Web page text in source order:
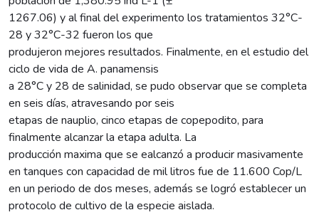
1267.06) y al final del experimento los tratamientos 32°C-
28 y 32°C-32 fueron los que
produjeron mejores resultados. Finalmente, en el estudio del
ciclo de vida de A. panamensis
a 28°C y 28 de salinidad, se pudo observar que se completa
en seis días, atravesando por seis
etapas de nauplio, cinco etapas de copepodito, para
finalmente alcanzar la etapa adulta. La
producción maxima que se ealcanzó a producir masivamente
en tanques con capacidad de mil litros fue de 11.600 Cop/L
en un periodo de dos meses, además se logró establecer un
protocolo de cultivo de la especie aislada.